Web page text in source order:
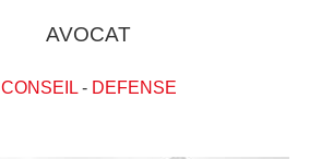
AVOCAT
CONSEIL- DEFENSE